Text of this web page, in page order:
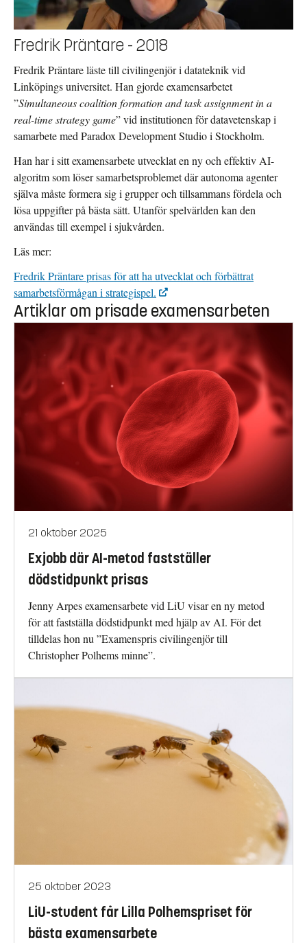
Fredrik Präntare - 2018
Fredrik Präntare läste till civilingenjör i datateknik vid
Linköpings universitet. Han gjorde examensarbetet
”Simultaneous coalition formation and task assignment in a
real-time strategy game” vid institutionen för datavetenskap i
samarbete med Paradox Development Studio i Stockholm.
Han har i sitt examensarbete utvecklat en ny och effektiv AI-
algoritm som löser samarbetsproblemet där autonoma agenter
själva måste formera sig i grupper och tillsammans fördela och
lösa uppgifter på bästa sätt. Utanför spelvärlden kan den
användas till exempel i sjukvården.
Läs mer:
Fredrik Präntare prisas för att ha utvecklat och förbättrat
samarbetsförmågan i strategispel.
Artiklar om prisade examensarbeten
21 oktober 2025
Exjobb där AI-metod fastställer
dödstidpunkt prisas
Jenny Arpes examensarbete vid LiU visar en ny metod
för att fastställa dödstidpunkt med hjälp av AI. För det
tilldelas hon nu ”Examenspris civilingenjör till
Christopher Polhems minne”.
25 oktober 2023
LiU-student får Lilla Polhemspriset för
bästa examensarbete